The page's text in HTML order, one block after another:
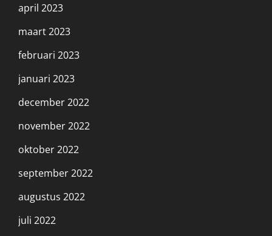
april 2023
maart 2023
februari 2023
januari 2023
december 2022
november 2022
oktober 2022
september 2022
augustus 2022
juli 2022